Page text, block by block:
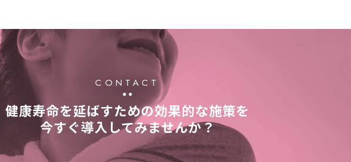
CONTACT
健康寿命を延ばすための効果的な施策を
今すぐ導入してみませんか？